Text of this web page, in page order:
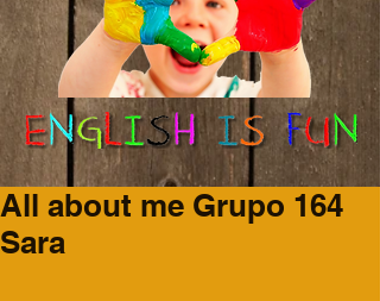
All about me Grupo 164
Sara